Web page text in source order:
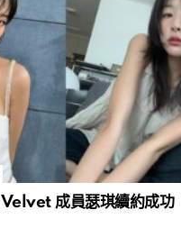
成員瑟琪續約成功